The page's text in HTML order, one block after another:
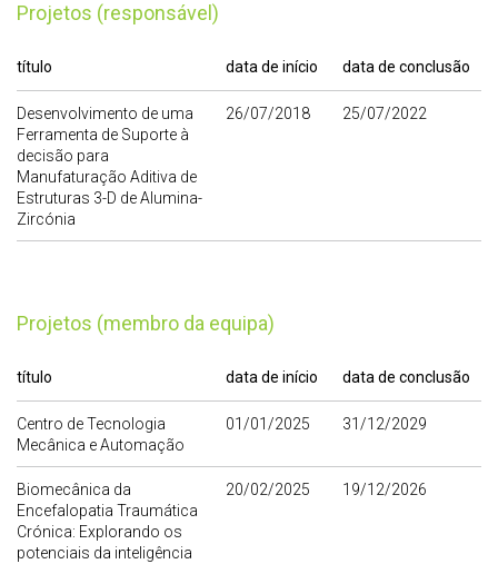
Projetos (responsável)
título data de início data de conclusão
Desenvolvimento de uma
Ferramenta de Suporte à
decisão para
Manufaturação Aditiva de
Estruturas 3-D de Alumina-
Zircónia
26/07/2018 25/07/2022
Projetos (membro da equipa)
título data de início data de conclusão
Centro de Tecnologia
Mecânica e Automação
01/01/2025 31/12/2029
Biomecânica da
Encefalopatia Traumática
Crónica: Explorando os
potenciais da inteligência
20/02/2025 19/12/2026